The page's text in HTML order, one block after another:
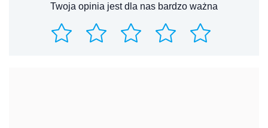
Twoja opinia jest dla nas bardzo ważna